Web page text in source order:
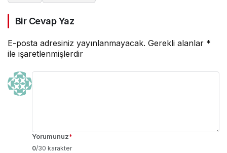
Bir Cevap Yaz
E-posta adresiniz yayınlanmayacak. Gerekli alanlar *
ile işaretlenmişlerdir
Yorumunuz*
0/30 karakter